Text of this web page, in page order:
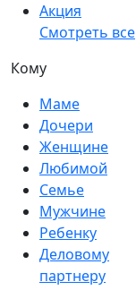
Акция
Смотреть все
Кому
Маме
Дочери
Женщине
Любимой
Семье
Мужчине
Ребенку
Деловому
партнеру